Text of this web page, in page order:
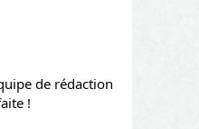
de rédaction
!